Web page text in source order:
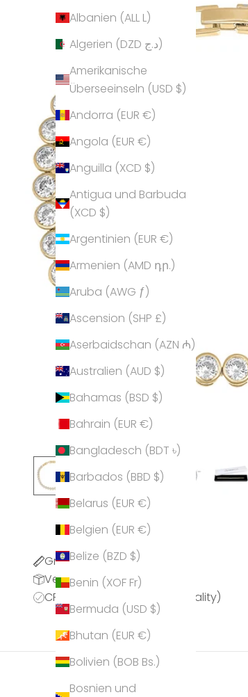
Albanien (ALL L)
Algerien (DZD د.ج)
Amerikanische
Überseeinseln (USD $)
Andorra (EUR €)
Angola (EUR €)
Anguilla (XCD $)
Antigua und Barbuda
(XCD $)
Argentinien (EUR €)
Armenien (AMD դր.)
Aruba (AWG ƒ)
Ascension (SHP £)
Aserbaidschan (AZN ₼)
Australien (AUD $)
Bahamas (BSD $)
Bahrain (EUR €)
Bangladesch (BDT ৳)
Barbados (BBD $)
Belarus (EUR €)
Belgien (EUR €)
Belize (BZD $)
Benin (XOF Fr)
Bermuda (USD $)
Bhutan (EUR €)
Bolivien (BOB Bs.)
Bosnien und
Größentabelle
Versandinformationen
CPQ (CRYSTALP Premium Quality)